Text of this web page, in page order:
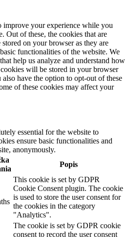
improve your experience while you
Out of these, the cookies that are
stored on your browser as they are
functionalities of the website. We
help us analyze and understand how
will be stored in your browser
have the option to opt-out of these
of these cookies may affect your
essential for the website to
ensure basic functionalities and
anonymously.
Popis
This cookie is set by GDPR
Cookie Consent plugin. The cookie
is used to store the user consent for
the cookies in the category
"Analytics".
The cookie is set by GDPR cookie
consent to record the user consent